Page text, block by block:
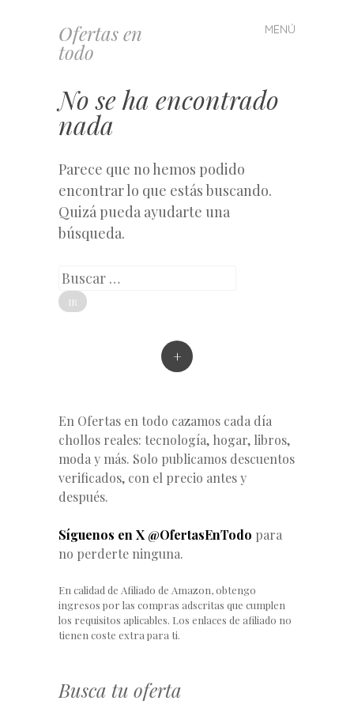
Ofertas en
todo
MENÚ
Saltar
al
No se ha encontrado
nada
Parece que no hemos podido
encontrar lo que estás buscando.
Quizá pueda ayudarte una
búsqueda.
Buscar
+
En Ofertas en todo cazamos cada día
chollos reales: tecnología, hogar, libros,
moda y más. Solo publicamos descuentos
verificados, con el precio antes y
después.
Síguenos en X @OfertasEnTodo para
no perderte ninguna.
En calidad de Afiliado de Amazon, obtengo
ingresos por las compras adscritas que cumplen
los requisitos aplicables. Los enlaces de afiliado no
tienen coste extra para ti.
Busca tu oferta